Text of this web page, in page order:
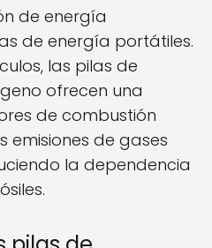
de energía
de energía portátiles.
las pilas de
ofrecen una
de combustión
emisiones de gases
la dependencia